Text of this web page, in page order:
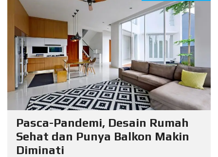
Pasca-Pandemi, Desain Rumah
Sehat dan Punya Balkon Makin
Diminati